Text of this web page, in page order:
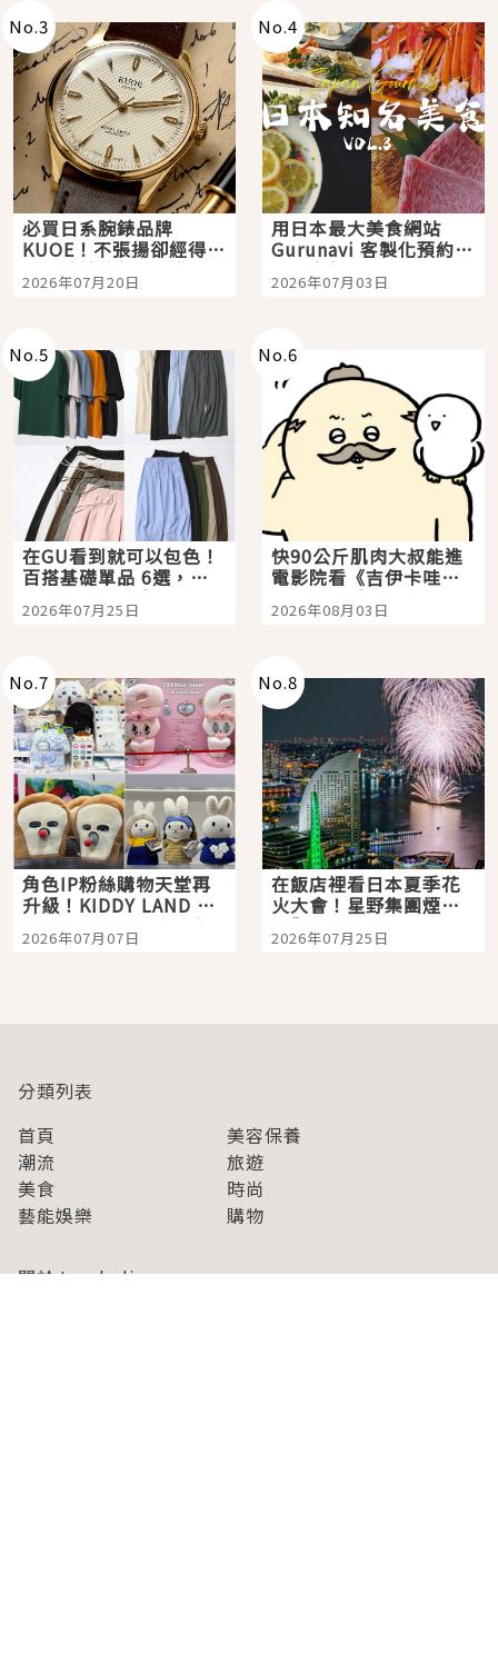
No.3
必買日系腕錶品牌
KUOE！不張揚卻經得起
時間洗鍊的經典之作五
選
2026年07月20日
No.4
用日本最大美食網站
Gurunavi 客製化預約九
大都市餐廳，打造專屬
美食體驗！
2026年07月03日
No.5
在GU看到就可以包色！
百搭基礎單品 6選，閉
眼全收也不心疼
2026年07月25日
No.6
快90公斤肌肉大叔能進
電影院看《吉伊卡哇》
嗎？日本重金屬樂團
「打首」會長與nagano
2026年08月03日
No.7
角色IP粉絲購物天堂再
升級！KIDDY LAND 原
宿店吉伊卡哇迎客，新
開幕 OMOKADO 店3分
2026年07月07日
No.8
在飯店裡看日本夏季花
火大會！星野集團煙火
景觀飯店6選，讓你不用
人擠人悠閒欣賞
2026年07月25日
分類列表
首頁
美容保養
潮流
旅遊
美食
時尚
藝能娛樂
購物
關於Japaholic